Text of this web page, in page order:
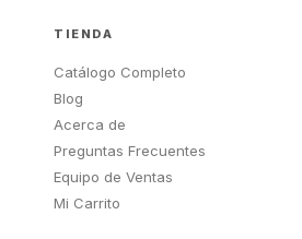
TIENDA
Catálogo Completo
Blog
Acerca de
Preguntas Frecuentes
Equipo de Ventas
Mi Carrito